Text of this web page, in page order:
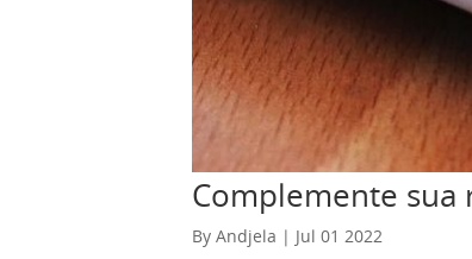
algumas menções honrosas:
Complemente
By Andjela | Jul 01 2022